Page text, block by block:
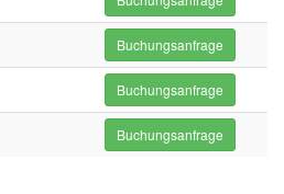
Buchungsanfrage
Buchungsanfrage
Buchungsanfrage